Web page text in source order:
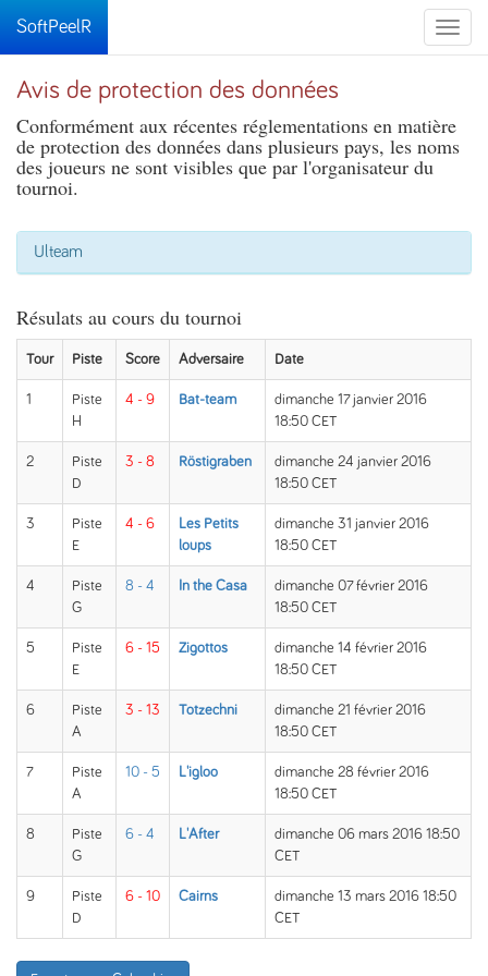
Toggle
SoftPeelR
Avis de protection des données
Conformément aux récentes réglementations en matière
de protection des données dans plusieurs pays, les noms
des joueurs ne sont visibles que par l'organisateur du
tournoi.
Ulteam
Résulats au cours du tournoi
Tour Piste Score Adversaire Date
1
Piste
H
4 - 9 Bat-team
dimanche 17 janvier 2016
18:50 CET
2
Piste
D
3 - 8 Röstigraben
dimanche 24 janvier 2016
18:50 CET
3
Piste
E
4 - 6
Les Petits
loups
dimanche 31 janvier 2016
18:50 CET
4
Piste
G
8 - 4 In the Casa
dimanche 07 février 2016
18:50 CET
5
Piste
E
6 - 15 Zigottos
dimanche 14 février 2016
18:50 CET
6
Piste
A
3 - 13 Totzechni
dimanche 21 février 2016
18:50 CET
7
Piste
A
10 - 5 L'igloo
dimanche 28 février 2016
18:50 CET
8
Piste
G
6 - 4 L'After
dimanche 06 mars 2016 18:50
CET
9
Piste
D
6 - 10 Cairns
dimanche 13 mars 2016 18:50
CET